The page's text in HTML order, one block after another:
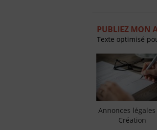
PUBLIEZ MON
Texte optimisé
Annonces légales
Création